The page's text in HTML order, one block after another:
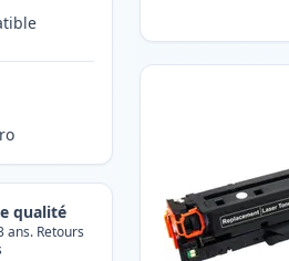
qualité
ans. Retours